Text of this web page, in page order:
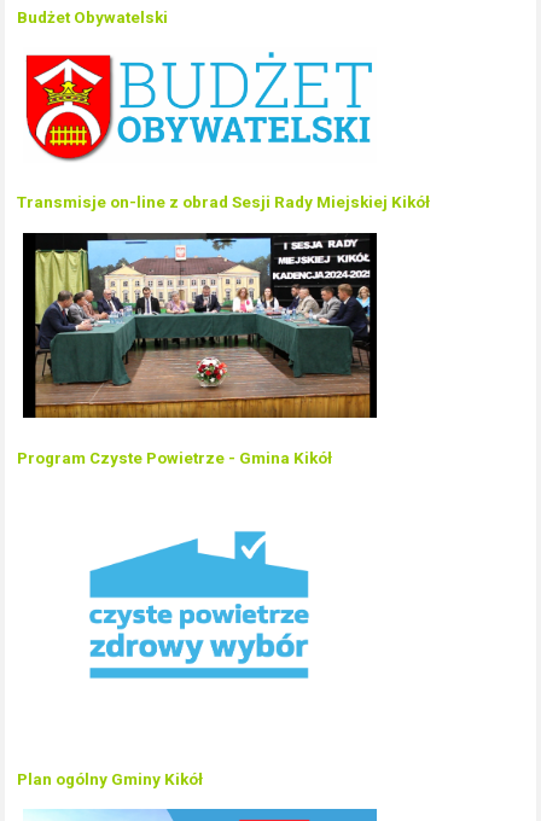
Budżet Obywatelski
Transmisje on-line z obrad Sesji Rady Miejskiej Kikół
Program Czyste Powietrze - Gmina Kikół
Plan ogólny Gminy Kikół